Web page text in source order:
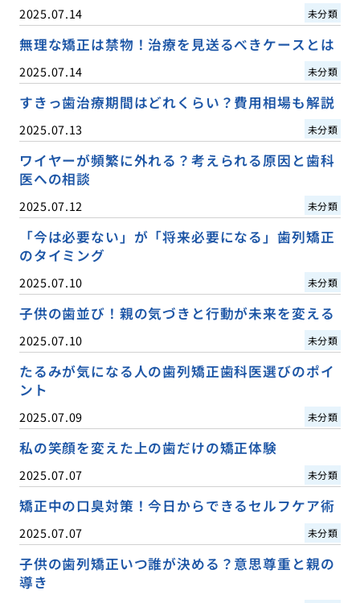
2025.07.14 未分類
無理な矯正は禁物！治療を見送るべきケースとは
2025.07.14 未分類
すきっ歯治療期間はどれくらい？費用相場も解説
2025.07.13 未分類
ワイヤーが頻繁に外れる？考えられる原因と歯科
医への相談
2025.07.12 未分類
「今は必要ない」が「将来必要になる」歯列矯正
のタイミング
2025.07.10 未分類
子供の歯並び！親の気づきと行動が未来を変える
2025.07.10 未分類
たるみが気になる人の歯列矯正歯科医選びのポイ
ント
2025.07.09 未分類
私の笑顔を変えた上の歯だけの矯正体験
2025.07.07 未分類
矯正中の口臭対策！今日からできるセルフケア術
2025.07.07 未分類
子供の歯列矯正いつ誰が決める？意思尊重と親の
導き